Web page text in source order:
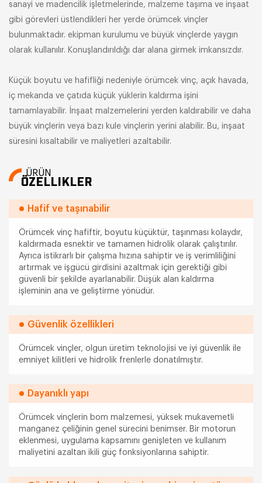
sanayi ve madencilik işletmelerinde, malzeme taşıma ve inşaat
gibi görevleri üstlendikleri her yerde örümcek vinçler
bulunmaktadır. ekipman kurulumu ve büyük vinçlerde yaygın
olarak kullanılır. Konuşlandırıldığı dar alana girmek imkansızdır.
Küçük boyutu ve hafifliği nedeniyle örümcek vinç, açık havada,
iç mekanda ve çatıda küçük yüklerin kaldırma işini
tamamlayabilir. İnşaat malzemelerini yerden kaldırabilir ve daha
büyük vinçlerin veya bazı kule vinçlerin yerini alabilir. Bu, inşaat
süresini kısaltabilir ve maliyetleri azaltabilir.
ÜRÜN
ÖZELLIKLER
Hafif ve taşınabilir
Örümcek vinç hafiftir, boyutu küçüktür, taşınması kolaydır,
kaldırmada esnektir ve tamamen hidrolik olarak çalıştırılır.
Ayrıca istikrarlı bir çalışma hızına sahiptir ve iş verimliliğini
artırmak ve işgücü girdisini azaltmak için gerektiği gibi
güvenli bir şekilde ayarlanabilir. Düşük alan kaldırma
işleminin ana ve geliştirme yönüdür.
Güvenlik özellikleri
Örümcek vinçler, olgun üretim teknolojisi ve iyi güvenlik ile
emniyet kilitleri ve hidrolik frenlerle donatılmıştır.
Dayanıklı yapı
Örümcek vinçlerin bom malzemesi, yüksek mukavemetli
manganez çeliğinin genel sürecini benimser. Bir motorun
eklenmesi, uygulama kapsamını genişleten ve kullanım
maliyetini azaltan ikili güç fonksiyonlarına sahiptir.